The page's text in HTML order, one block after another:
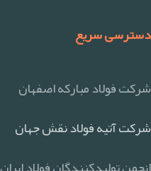
دسترسی سریع
شرکت فولاد مبارکه اصفهان
شرکت آتیه فولاد نقش جهان